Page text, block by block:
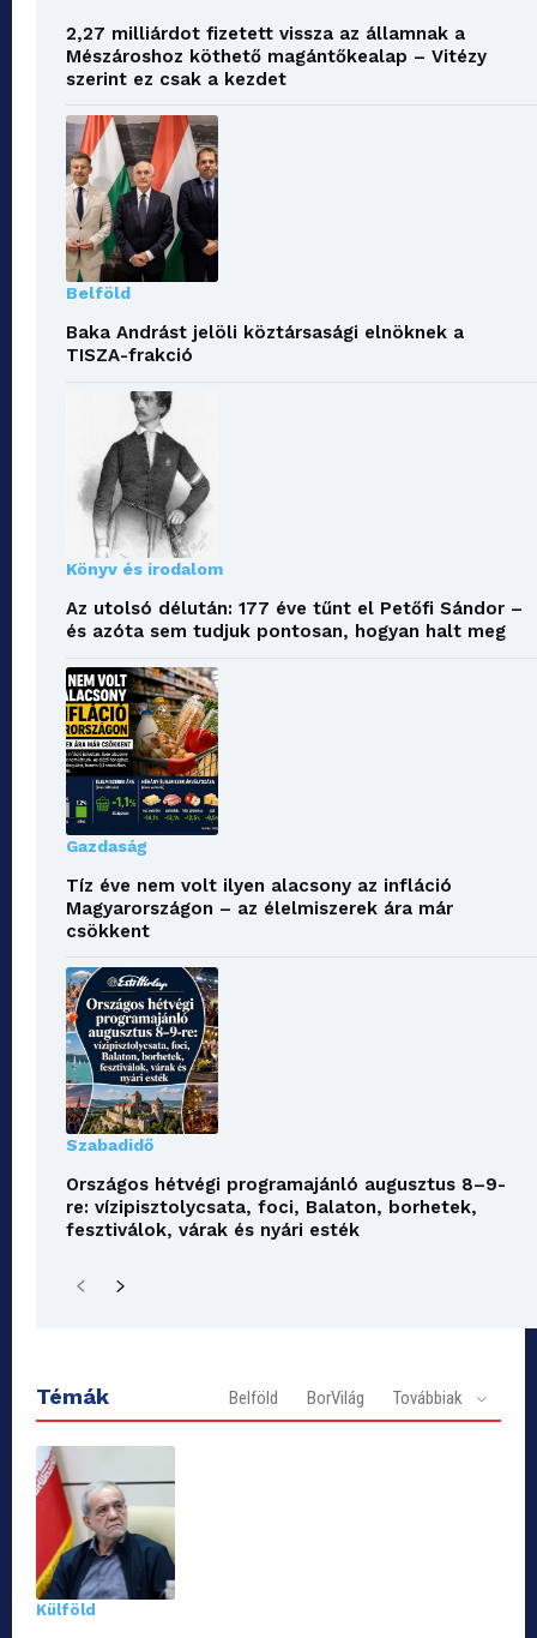
2,27 milliárdot fizetett vissza az államnak a
Mészároshoz köthető magántőkealap – Vitézy
szerint ez csak a kezdet
Belföld
Baka Andrást jelöli köztársasági elnöknek a
TISZA-frakció
Könyv és irodalom
Az utolsó délután: 177 éve tűnt el Petőfi Sándor –
és azóta sem tudjuk pontosan, hogyan halt meg
Gazdaság
Tíz éve nem volt ilyen alacsony az infláció
Magyarországon – az élelmiszerek ára már
csökkent
Szabadidő
Országos hétvégi programajánló augusztus 8–9-
re: vízipisztolycsata, foci, Balaton, borhetek,
fesztiválok, várak és nyári esték
Témák Belföld BorVilág Továbbiak
Külföld